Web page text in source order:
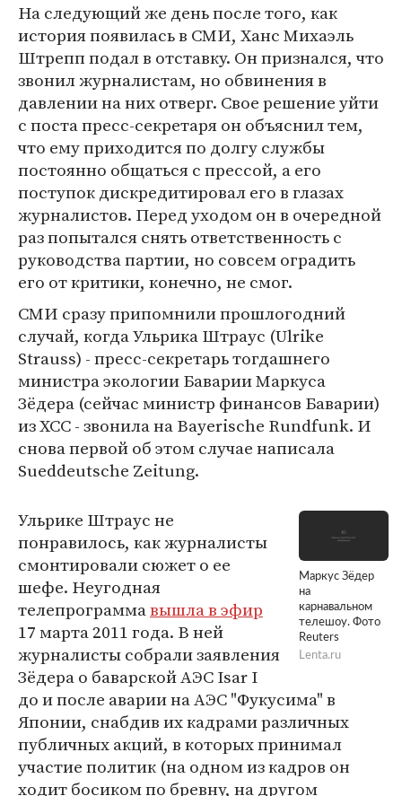
На следующий же день после того, как
история появилась в СМИ, Ханс Михаэль
Штрепп подал в отставку. Он признался, что
звонил журналистам, но обвинения в
давлении на них отверг. Свое решение уйти
с поста пресс-секретаря он объяснил тем,
что ему приходится по долгу службы
постоянно общаться с прессой, а его
поступок дискредитировал его в глазах
журналистов. Перед уходом он в очередной
раз попытался снять ответственность с
руководства партии, но совсем оградить
его от критики, конечно, не смог.
СМИ сразу припомнили прошлогодний
случай, когда Ульрика Штраус (Ulrike
Strauss) - пресс-секретарь тогдашнего
министра экологии Баварии Маркуса
Зёдера (сейчас министр финансов Баварии)
из ХСС - звонила на Bayerische Rundfunk. И
снова первой об этом случае написала
Sueddeutsche Zeitung.
Маркус Зёдер
на
карнавальном
телешоу. Фото
Reuters
Lenta.ru
Ульрике Штраус не
понравилось, как журналисты
смонтировали сюжет о ее
шефе. Неугодная
телепрограммавышла в эфир
17 марта 2011 года. В ней
журналисты собрали заявления
Зёдера о баварской АЭС Isar I
до и после аварии на АЭС "Фукусима" в
Японии, снабдив их кадрами различных
публичных акций, в которых принимал
участие политик (на одном из кадров он
ходит босиком по бревну, на другом